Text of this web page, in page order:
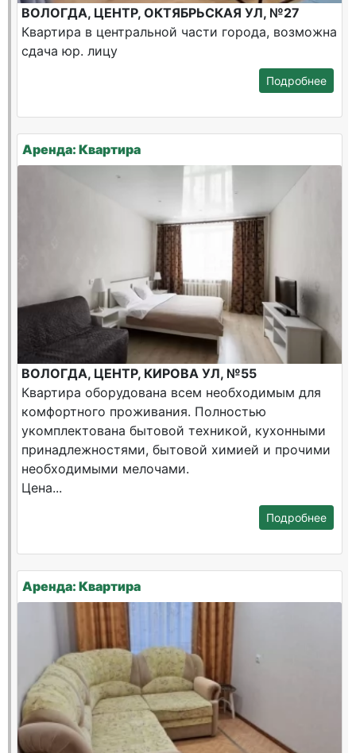
ВОЛОГДА, ЦЕНТР, ОКТЯБРЬСКАЯ УЛ, №27
Квартира в центральной части города, возможна
сдача юр. лицу
Подробнее
Аренда: Квартира
ВОЛОГДА, ЦЕНТР, КИРОВА УЛ, №55
Квартира оборудована всем необходимым для
комфортного проживания. Полностью
укомплектована бытовой техникой, кухонными
принадлежностями, бытовой химией и прочими
необходимыми мелочами.
Цена...
Подробнее
Аренда: Квартира